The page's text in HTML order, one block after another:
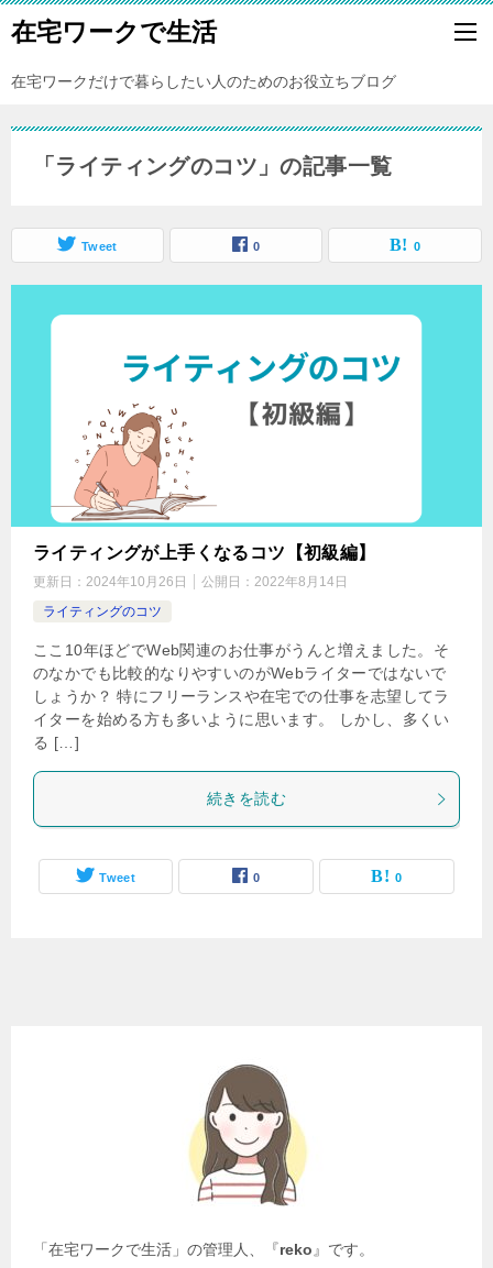
在宅ワークで生活
在宅ワークだけで暮らしたい人のためのお役立ちブログ
「ライティングのコツ」の記事一覧
Tweet 0 0
ライティングが上手くなるコツ【初級編】
更新日： 2024年10月26日 公開日： 2022年8月14日
ライティングのコツ
ここ10年ほどでWeb関連のお仕事がうんと増えました。そ
のなかでも比較的なりやすいのがWebライターではないで
しょうか？ 特にフリーランスや在宅での仕事を志望してラ
イターを始める方も多いように思います。 しかし、多くい
る […]
続きを読む
Tweet 0 0
「在宅ワークで生活」の管理人、『reko 』です。